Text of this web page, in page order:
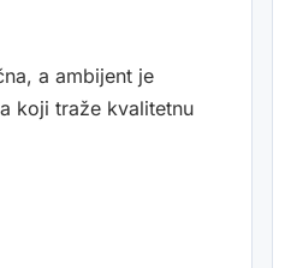
a ambijent je
koji traže kvalitetnu